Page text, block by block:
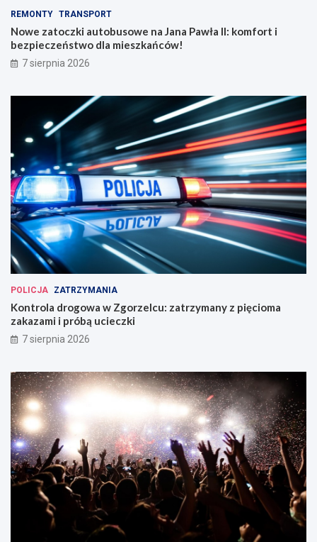
REMONTY TRANSPORT
Nowe zatoczki autobusowe na Jana Pawła II: komfort i
bezpieczeństwo dla mieszkańców!
7 sierpnia 2026
POLICJA ZATRZYMANIA
Kontrola drogowa w Zgorzelcu: zatrzymany z pięcioma
zakazami i próbą ucieczki
7 sierpnia 2026